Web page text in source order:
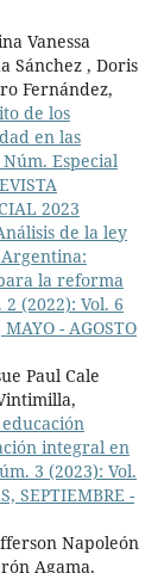
Vanessa
Sánchez , Doris
Fernández,
de los
en las
Especial
2023
de la ley
la reforma
(2022): Vol. 6
- AGOSTO
Paul Cale
integral en
3 (2023): Vol.
SEPTIEMBRE -
Napoleón
Agama,